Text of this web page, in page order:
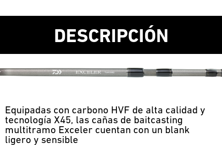
DESCRIPCIÓN
Equipadas con carbono HVF de alta calidad y
tecnología X45, las cañas de baitcasting
multitramo Exceler cuentan con un blank
ligero y sensible